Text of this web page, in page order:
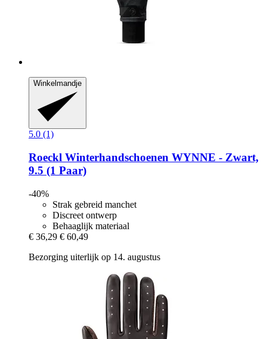
Winkelmandje
5.0 (1)
Roeckl Winterhandschoenen WYNNE -​ Zwart,
9.5 (1 Paar)
-40%
Strak gebreid manchet
Discreet ontwerp
Behaaglijk materiaal
€ 36,29 € 60,49
Bezorging uiterlijk op 14. augustus